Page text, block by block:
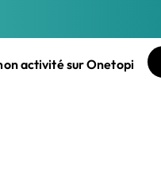
activité sur Onetopi